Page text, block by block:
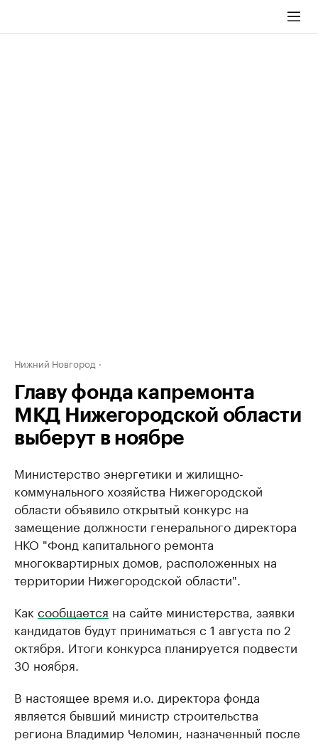
Нижний Новгород
Главу фонда капремонта
МКД Нижегородской области
выберут в ноябре
Министерство энергетики и жилищно-
коммунального хозяйства Нижегородской
области объявило ​открытый конкурс на
замещение должности генерального директора
НКО "Фонд капитального ремонта
многоквартирных домов, расположенных на
территории Нижегородской области".
Как сообщается на сайте министерства, заявки
кандидатов будут приниматься с 1 августа по 2
октября. Итоги конкурса планируется подвести
30 ноября.
В настоящее время и.о. директора фонда
является бывший министр строительства
региона Владимир Челомин, назначенный после